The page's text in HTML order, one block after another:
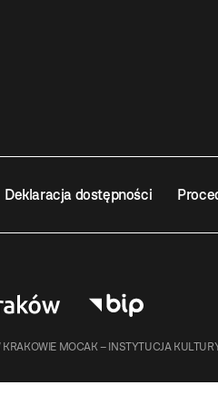
Deklaracja dostępności
MOCAK – INSTYTUCJA